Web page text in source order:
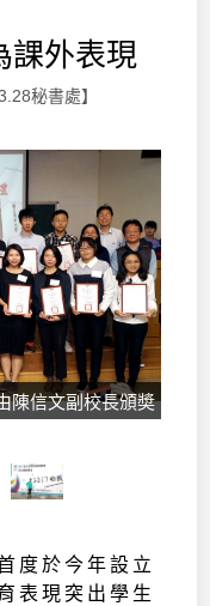
課外表現
秘書處】
陳信文副校長頒奬
度於今年設立
表現突出學生